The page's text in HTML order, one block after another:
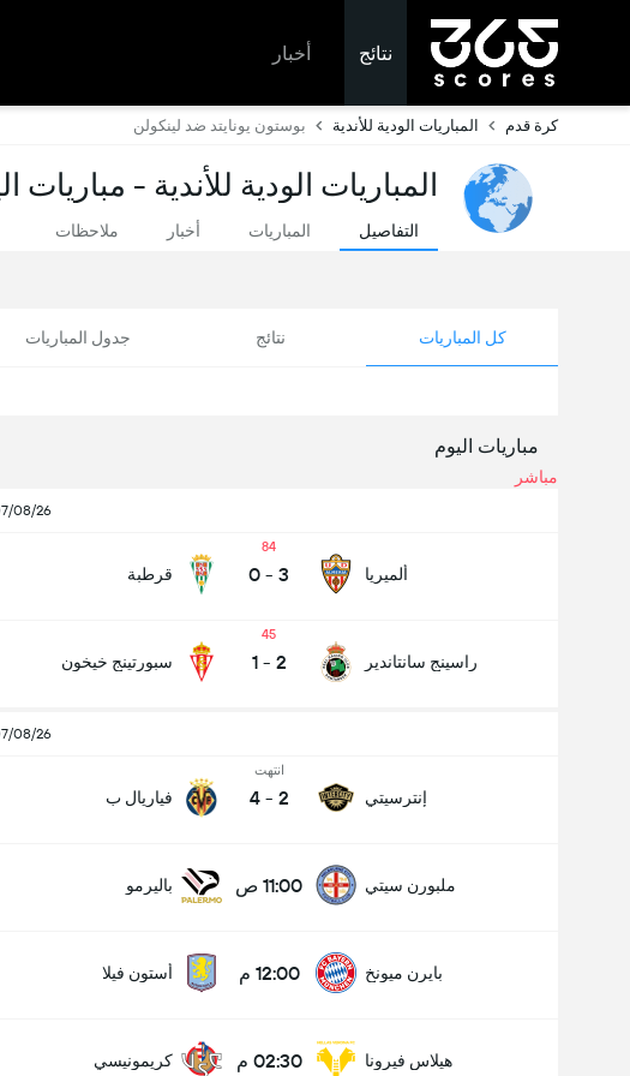
نتائج أخبار
كرة قدم المباريات الودية للأندية بوستون يونايتد ضد لينكولن
المباريات الودية للأندية - مباريات
التفاصيل المباريات أخبار ملاحظات
كل المباريات نتائج جدول المباريات
مباريات اليوم
مباشر
08/26
ألميريا
84
3
-
0 قرطبة
راسينج سانتاندير
45
2
-
1 سبورتينج خيخون
08/26
إنترسيتي
انتهت
2
-
4 فياريال ب
ملبورن سيتي 11:00 ص باليرمو
بايرن ميونخ 12:00 م أستون فيلا
هيلاس فيرونا 02:30 م كريمونيسي